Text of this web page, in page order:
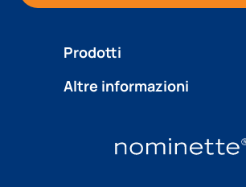
Prodotti
Altre informazioni